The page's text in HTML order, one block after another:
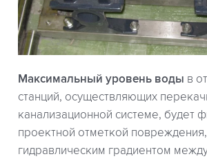
Максимальный уровень воды в
станций, осуществляющих
канализационной системе, будет
проектной отметкой повреждения,
гидравлическим градиентом